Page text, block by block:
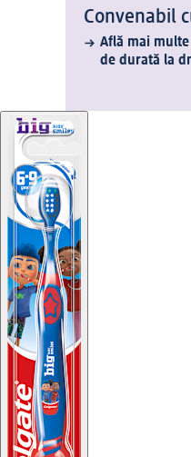
Convenabil
Află mai
de durată la